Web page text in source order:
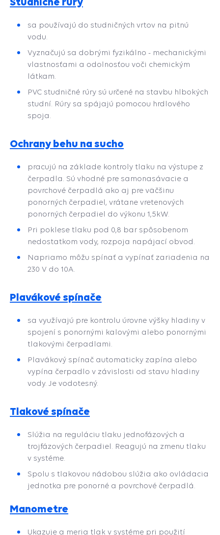
sa používajú do studničných vrtov na pitnú
vodu.
Vyznačujú sa dobrými fyzikálno - mechanickými
vlastnosťami a odolnosťou voči chemickým
látkam.
PVC studničné rúry sú určené na stavbu hlbokých
studní. Rúry sa spájajú pomocou hrdlového
spoja.
Ochrany behu na sucho
pracujú na základe kontroly tlaku na výstupe z
čerpadla. Sú vhodné pre samonasávacie a
povrchové čerpadlá ako aj pre väčšinu
ponorných čerpadiel, vrátane vretenových
ponorných čerpadiel do výkonu 1,5kW.
Pri poklese tlaku pod 0,8 bar spôsobenom
nedostatkom vody, rozpoja napájací obvod.
Napriamo môžu spínať a vypínať zariadenia na
230 V do 10A.
Plavákové spínače
sa využívajú pre kontrolu úrovne výšky hladiny v
spojení s ponornými kalovými alebo ponornými
tlakovými čerpadlami.
Plavákový spínač automaticky zapína alebo
vypína čerpadlo v závislosti od stavu hladiny
vody. Je vodotesný.
Tlakové spínače
Slúžia na reguláciu tlaku jednofázových a
trojfázových čerpadiel. Reagujú na zmenu tlaku
v systéme.
Spolu s tlakovou nádobou slúžia ako ovládacia
jednotka pre ponorné a povrchové čerpadlá.
Manometre
Ukazuje a meria tlak v systéme pri použití